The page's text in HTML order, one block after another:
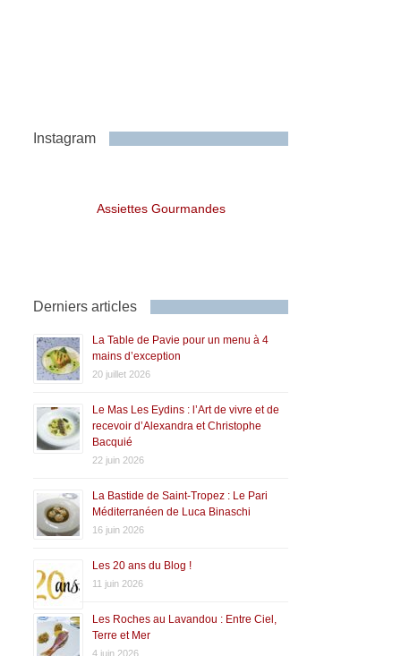
Instagram
Assiettes Gourmandes
Derniers articles
La Table de Pavie pour un menu à 4
mains d’exception
20 juillet 2026
Le Mas Les Eydins : l’Art de vivre et de
recevoir d’Alexandra et Christophe
Bacquié
22 juin 2026
La Bastide de Saint-Tropez : Le Pari
Méditerranéen de Luca Binaschi
16 juin 2026
Les 20 ans du Blog !
11 juin 2026
Les Roches au Lavandou : Entre Ciel,
Terre et Mer
4 juin 2026